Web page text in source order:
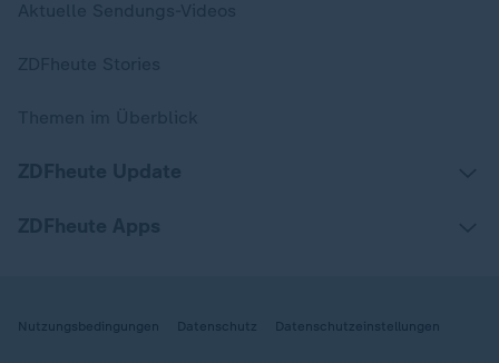
Nutzungsbedingungen Datenschutz Datenschutzeinstellungen